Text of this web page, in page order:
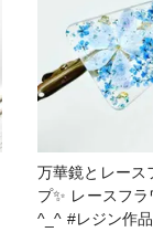
万華鏡とレース
プ✨ レースフ
^_^ #レジン作品コンテスト2022 #ヘ